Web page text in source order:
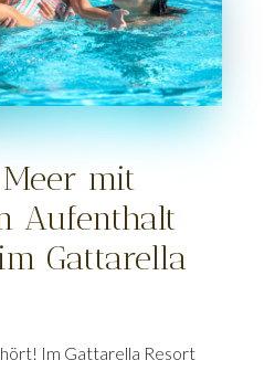
mit
Aufenthalt
Gattarella
Im Gattarella Resort